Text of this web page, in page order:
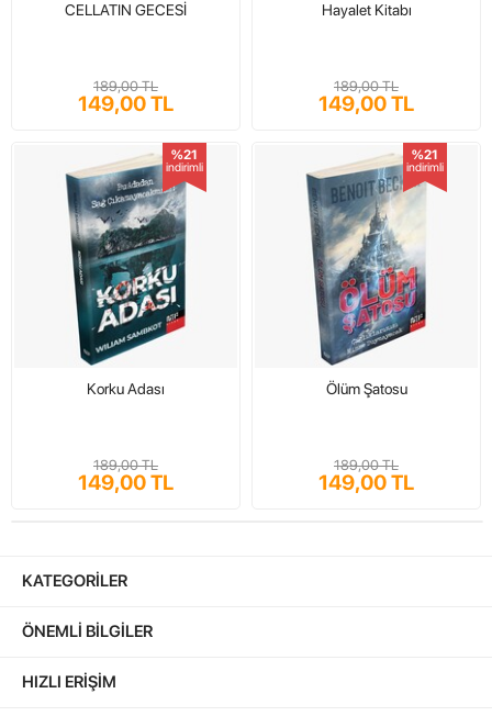
CELLATIN GECESİ
189,00 TL
149,00 TL
Hayalet Kitabı
189,00 TL
149,00 TL
%21
indirimli
Korku Adası
189,00 TL
149,00 TL
%21
indirimli
Ölüm Şatosu
189,00 TL
149,00 TL
KATEGORILER
ÖNEMLI BILGILER
HIZLI ERIŞIM